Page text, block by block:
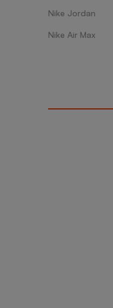
Nike Jordan
Nike Air Max